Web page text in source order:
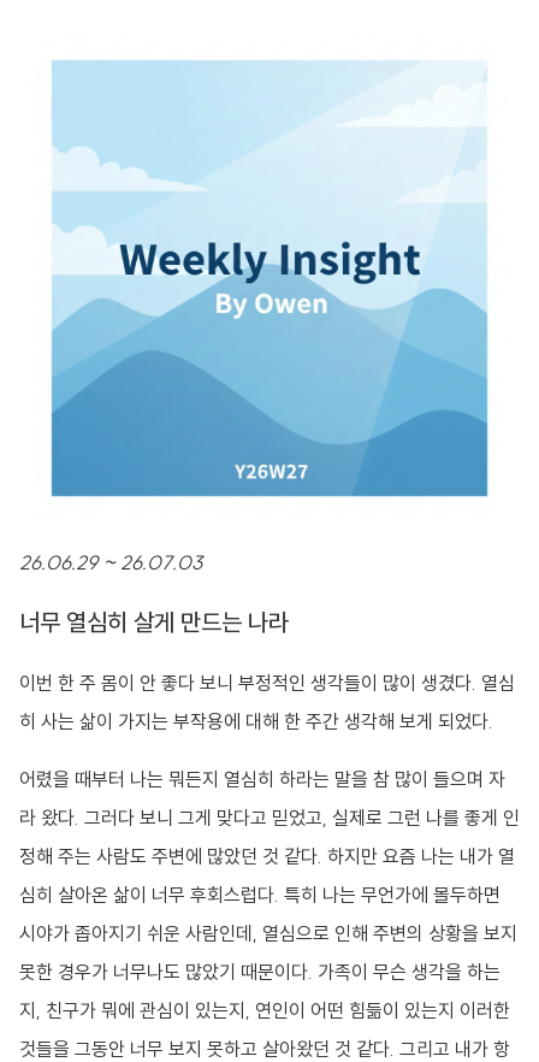
26.06.29 ~ 26.07.03
너무 열심히 살게 만드는 나라
이번 한 주 몸이 안 좋다 보니 부정적인 생각들이 많이 생겼다. 열심
히 사는 삶이 가지는 부작용에 대해 한 주간 생각해 보게 되었다.
어렸을 때부터 나는 뭐든지 열심히 하라는 말을 참 많이 들으며 자
라 왔다. 그러다 보니 그게 맞다고 믿었고, 실제로 그런 나를 좋게 인
정해 주는 사람도 주변에 많았던 것 같다. 하지만 요즘 나는 내가 열
심히 살아온 삶이 너무 후회스럽다. 특히 나는 무언가에 몰두하면
시야가 좁아지기 쉬운 사람인데, 열심으로 인해 주변의 상황을 보지
못한 경우가 너무나도 많았기 때문이다. 가족이 무슨 생각을 하는
지, 친구가 뭐에 관심이 있는지, 연인이 어떤 힘듦이 있는지 이러한
것들을 그동안 너무 보지 못하고 살아왔던 것 같다. 그리고 내가 항